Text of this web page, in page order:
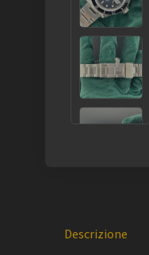
Descrizione